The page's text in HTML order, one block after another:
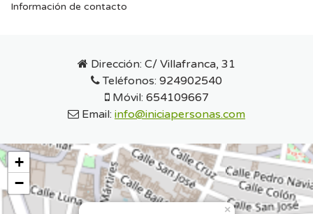
Información de contacto
Dirección: C/ Villafranca, 31
Teléfonos: 924902540
Móvil: 654109667
Email: info@iniciapersonas.com
×
+
−